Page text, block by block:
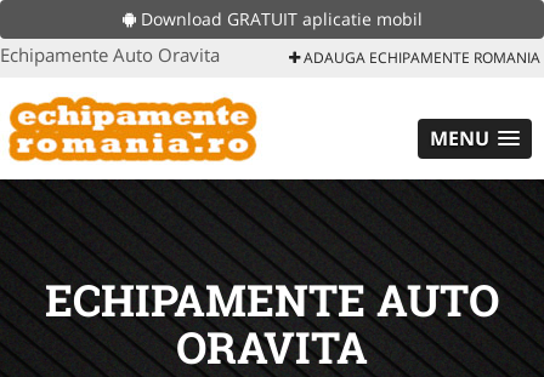
Download GRATUIT aplicatie mobil
Echipamente Auto Oravita ADAUGA ECHIPAMENTE ROMANIA
MENU
ECHIPAMENTE AUTO
ORAVITA